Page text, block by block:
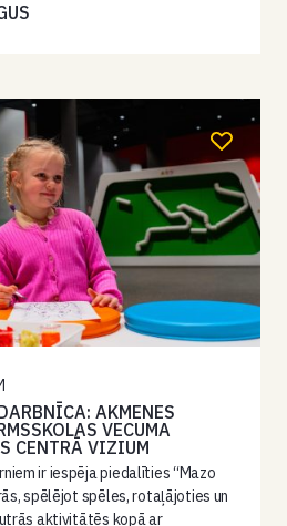
AKMENES
VECUMA
CENTRĀ VIZIUM
ir iespēja piedalīties “Mazo
spēlējot spēles, rotaļājoties un
aktivitātēs kopā ar